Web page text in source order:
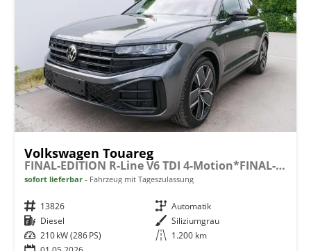
Volkswagen Touareg
FINAL-EDITION R-Line V6 TDI 4-Motion*FINAL-EDITION*AHK-SCHWENKBAR*NAVI*ACC*PDC*LED*SHZ*21-ZOLL
sofort lieferbar Fahrzeug mit Tageszulassung
Fahrzeugnr. 13826 Getriebe Automatik
Kraftstoff Diesel Außenfarbe Siliziumgrau
Leistung 210 kW (286 PS) Kilometerstand 1.200 km